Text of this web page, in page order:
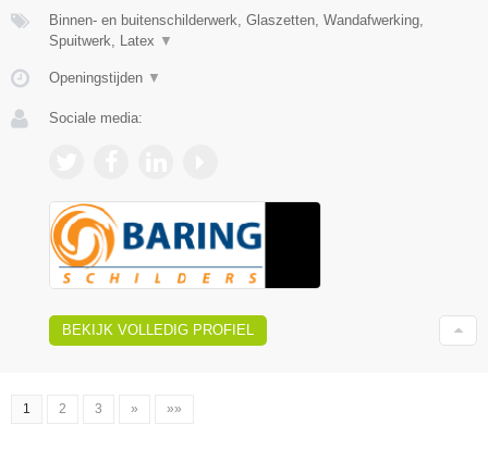
Binnen- en buitenschilderwerk, Glaszetten, Wandafwerking,
Spuitwerk, Latex ▼
Openingstijden ▼
Sociale media:
BEKIJK VOLLEDIG PROFIEL
1 2 3 » »»